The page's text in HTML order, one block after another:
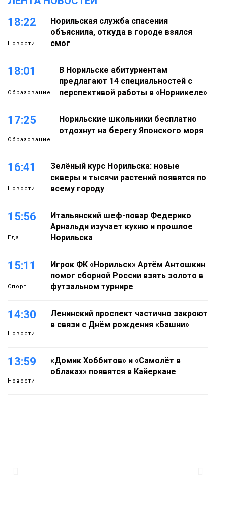
18:22
Новости
Норильская служба спасения
объяснила, откуда в городе взялся
смог
18:01
Образование
В Норильске абитуриентам
предлагают 14 специальностей с
перспективой работы в «Норникеле»
17:25
Образование
Норильские школьники бесплатно
отдохнут на берегу Японского моря
16:41
Новости
Зелёный курс Норильска: новые
скверы и тысячи растений появятся по
всему городу
15:56
Еда
Итальянский шеф-повар Федерико
Арнальди изучает кухню и прошлое
Норильска
15:11
Спорт
Игрок ФК «Норильск» Артём Антошкин
помог сборной России взять золото в
футзальном турнире
14:30
Новости
Ленинский проспект частично закроют
в связи с Днём рождения «Башни»
13:59
Новости
«Домик Хоббитов» и «Самолёт в
облаках» появятся в Кайеркане